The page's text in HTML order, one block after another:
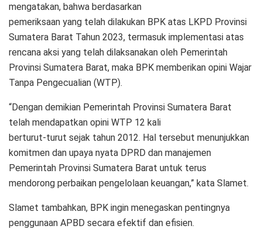
mengatakan, bahwa berdasarkan
pemeriksaan yang telah dilakukan BPK atas LKPD Provinsi
Sumatera Barat Tahun 2023, termasuk implementasi atas
rencana aksi yang telah dilaksanakan oleh Pemerintah
Provinsi Sumatera Barat, maka BPK memberikan opini Wajar
Tanpa Pengecualian (WTP).
“Dengan demikian Pemerintah Provinsi Sumatera Barat
telah mendapatkan opini WTP 12 kali
berturut-turut sejak tahun 2012. Hal tersebut menunjukkan
komitmen dan upaya nyata DPRD dan manajemen
Pemerintah Provinsi Sumatera Barat untuk terus
mendorong perbaikan pengelolaan keuangan,” kata Slamet.
Slamet tambahkan, BPK ingin menegaskan pentingnya
penggunaan APBD secara efektif dan efisien.